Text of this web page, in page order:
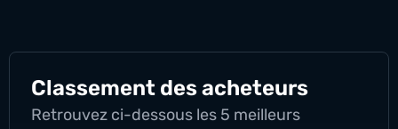
Classement des acheteurs
Retrouvez ci-dessous les 5 meilleurs